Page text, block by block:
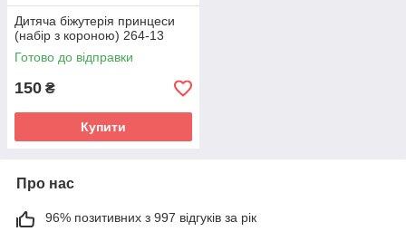
Дитяча біжутерія принцеси
(набір з короною) 264-13
Готово до відправки
150 ₴
Купити
Про нас
96% позитивних з 997 відгуків за рік